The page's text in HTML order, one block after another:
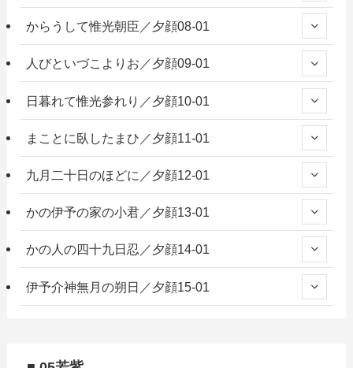
からうして惟光朝臣／夕顔08-01
人びといづこよりお／夕顔09-01
日暮れて惟光参れり／夕顔10-01
まことに臥したまひ／夕顔11-01
九月二十日のほどに／夕顔12-01
かの伊予の家の小君／夕顔13-01
かの人の四十九日忍／夕顔14-01
伊予介神無月の朔日／夕顔15-01